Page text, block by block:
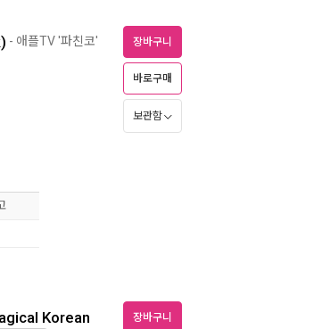
- 애플TV '파친코' 장바구니
바로구매
보관함
Korean 장바구니